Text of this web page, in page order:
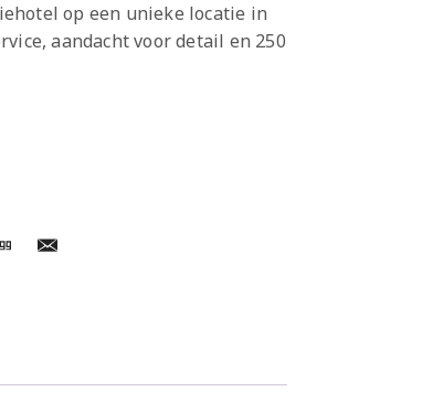
op een unieke locatie in
aandacht voor detail en 250